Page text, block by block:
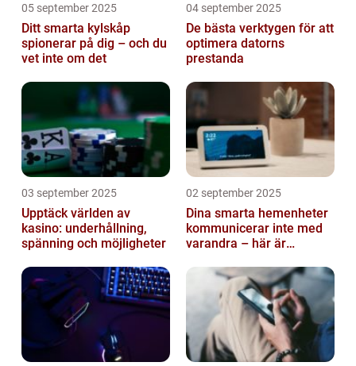
05 september 2025
Ditt smarta kylskåp
spionerar på dig – och du
vet inte om det
04 september 2025
De bästa verktygen för att
optimera datorns
prestanda
03 september 2025
Upptäck världen av
kasino: underhållning,
spänning och möjligheter
02 september 2025
Dina smarta hemenheter
kommunicerar inte med
varandra – här är